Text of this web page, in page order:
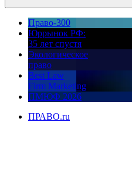
Право-300
Юррынок РФ:
35 лет спустя
Экологическое
право
Best Law
Firm Marketing
ПМЮФ 2026
ПРАВО.ru